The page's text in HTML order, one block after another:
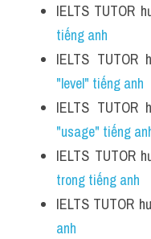
IELTS TUTOR
tiếng anh
IELTS TUTOR
"level" tiếng anh
IELTS TUTOR
"usage" tiếng
IELTS TUTOR
trong tiếng anh
IELTS TUTOR
anh